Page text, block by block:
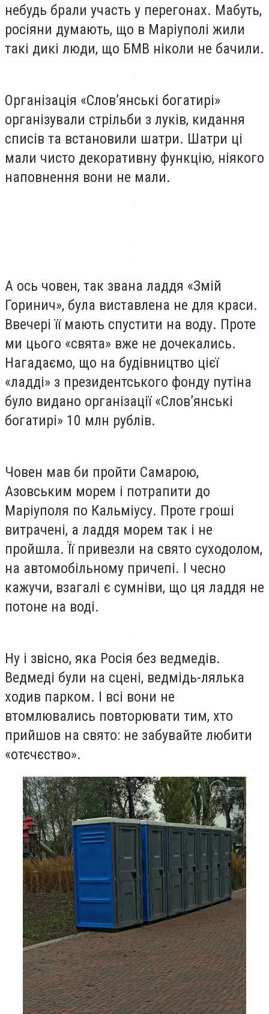
небудь брали участь у перегонах. Мабуть,
росіяни думають, що в Маріуполі жили
такі дикі люди, що БМВ ніколи не бачили.
Організація «Слов’янські богатирі»
організували стрільби з луків, кидання
списів та встановили шатри. Шатри ці
мали чисто декоративну функцію, ніякого
наповнення вони не мали.
А ось човен, так звана ладдя «Змій
Горинич», була виставлена не для краси.
Ввечері її мають спустити на воду. Проте
ми цього «свята» вже не дочекались.
Нагадаємо, що на будівництво цієї
«ладді» з президентського фонду путіна
було видано організації «Слов’янські
богатирі» 10 млн рублів.
Човен мав би пройти Самарою,
Азовським морем і потрапити до
Маріуполя по Кальміусу. Проте гроші
витрачені, а ладдя морем так і не
пройшла. Її привезли на свято суходолом,
на автомобільному причепі. І чесно
кажучи, взагалі є сумніви, що ця ладдя не
потоне на воді.
Ну і звісно, яка Росія без ведмедів.
Ведмеді були на сцені, ведмідь-лялька
ходив парком. І всі вони не
втомлювались повторювати тим, хто
прийшов на свято: не забувайте любити
«отєчєство».